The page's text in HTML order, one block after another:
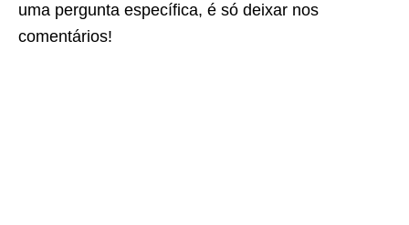
uma pergunta específica, é só deixar nos
comentários!